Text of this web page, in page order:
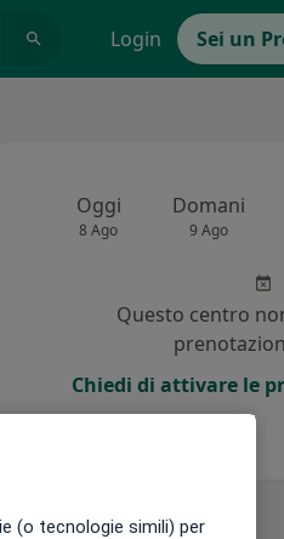
Login Sei un
Oggi
8 Ago
Domani
9 Ago
Questo centro
Chiedi di attivare le
(o tecnologie simili) per